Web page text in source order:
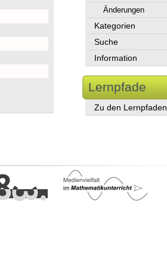
Änderungen
Kategorien
Suche
Information
Lernpfade
Zu den Lernpfaden